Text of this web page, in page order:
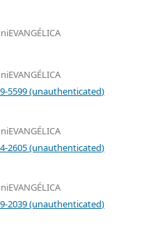
5599 (unauthenticated)
2605 (unauthenticated)
2039 (unauthenticated)